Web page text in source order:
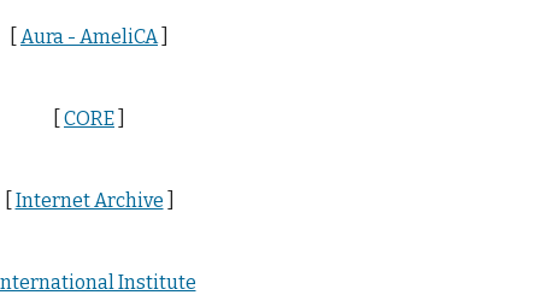
Aura - AmeliCA]
CORE
Internet Archive
Institute